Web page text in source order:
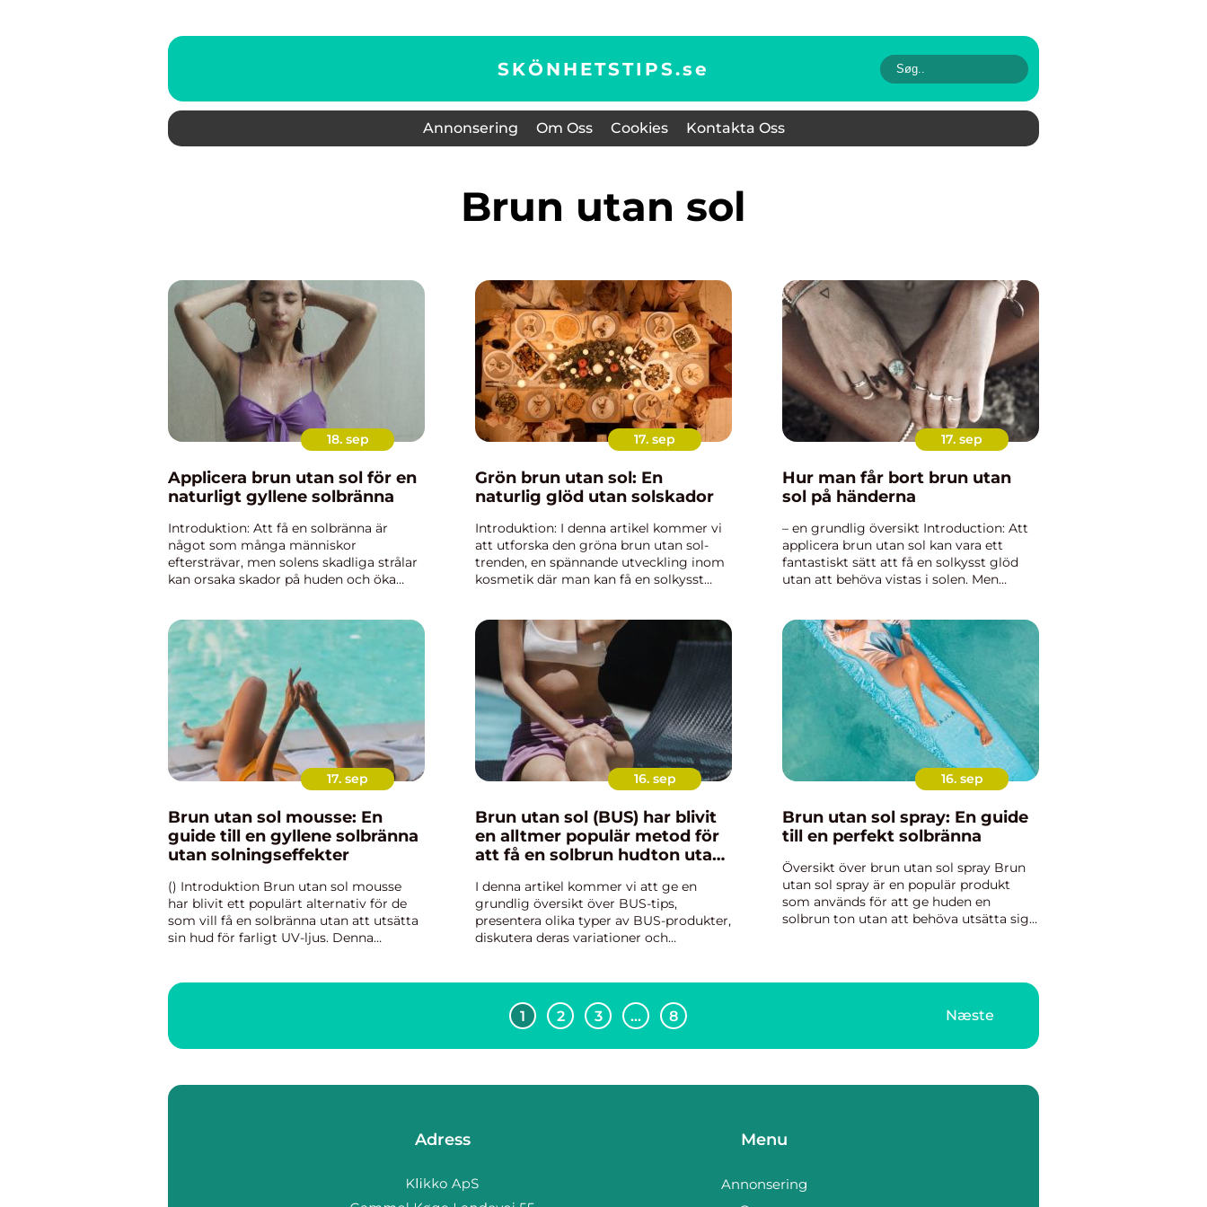
SKÖNHETSTIPS.se
Annonsering Om Oss Cookies Kontakta Oss
Brun utan sol
18. sep
Applicera brun utan sol för en
naturligt gyllene solbränna
Introduktion: Att få en solbränna är
något som många människor
eftersträvar, men solens skadliga strålar
kan orsaka skador på huden och öka
alltmer populära, och de erbjuder...
17. sep
Grön brun utan sol: En
naturlig glöd utan solskador
Introduktion: I denna artikel kommer vi
att utforska den gröna brun utan sol-
trenden, en spännande utveckling inom
kosmetik där man kan få en solkysst
grundlig titt på vad gr...
17. sep
Hur man får bort brun utan
sol på händerna
– en grundlig översikt Introduction: Att
applicera brun utan sol kan vara ett
fantastiskt sätt att få en solkysst glöd
utan att behöva vistas i solen. Men
denna artike...
17. sep
Brun utan sol mousse: En
guide till en gyllene solbränna
utan solningseffekter
() Introduktion Brun utan sol mousse
har blivit ett populärt alternativ för de
som vill få en solbränna utan att utsätta
sin hud för farligt UV-ljus. Denna
på marknaden idag....
16. sep
Brun utan sol (BUS) har blivit
en alltmer populär metod för
att få en solbrun hudton utan
använda solariemaskiner
I denna artikel kommer vi att ge en
grundlig översikt över BUS-tips,
presentera olika typer av BUS-produkter,
diskutera deras variationer och
16. sep
Brun utan sol spray: En guide
till en perfekt solbränna
Översikt över brun utan sol spray Brun
utan sol spray är en populär produkt
som används för att ge huden en
solbrun ton utan att behöva utsätta sig
1 2 3 … 8 Næste
Adress Menu
Annonsering